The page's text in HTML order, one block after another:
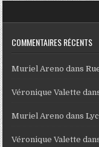
COMMENTAIRES RÉCENTS
Muriel Areno dans
Véronique Valette
Muriel Areno dans
Véronique Valette